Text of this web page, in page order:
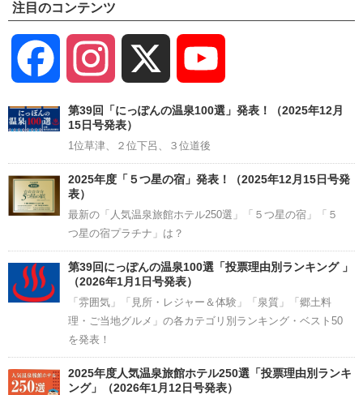
注目のコンテンツ
Facebook Instagram
Channel
第39回「にっぽんの温泉100選」発表！（2025年12月
15日号発表）
1位草津、２位下呂、３位道後
2025年度「５つ星の宿」発表！（2025年12月15日号発
表）
最新の「人気温泉旅館ホテル250選」「５つ星の宿」「５
つ星の宿プラチナ」は？
第39回にっぽんの温泉100選「投票理由別ランキング 」
（2026年1月1日号発表）
「雰囲気」「見所・レジャー＆体験」「泉質」「郷土料
理・ご当地グルメ」の各カテゴリ別ランキング・ベスト50
を発表！
2025年度人気温泉旅館ホテル250選「投票理由別ランキ
ング」（2026年1月12日号発表）